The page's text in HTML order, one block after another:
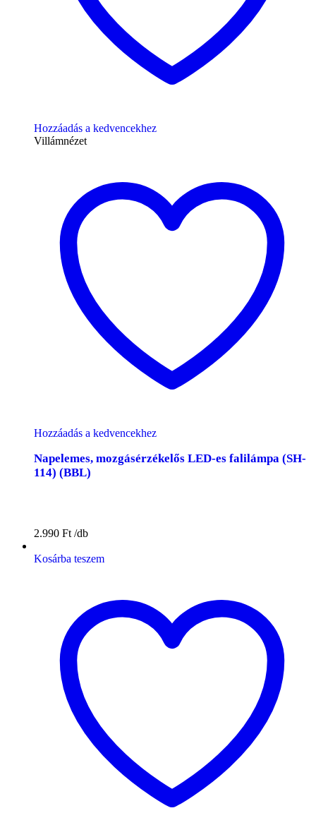
Hozzáadás a kedvencekhez
Villámnézet
Hozzáadás a kedvencekhez
Napelemes, mozgásérzékelős LED-es falilámpa (SH-
114) (BBL)
2.990 Ft
Kosárba teszem